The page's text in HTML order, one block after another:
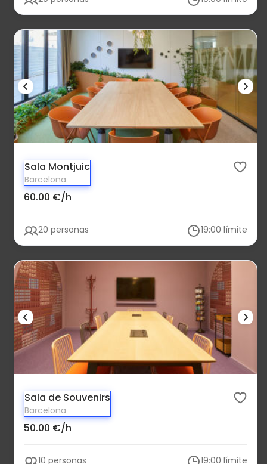
Sala Montjuic
Barcelona
60.00 €/h
20 personas 19:00 límite
Sala de Souvenirs
Barcelona
50.00 €/h
10 personas 19:00 límite